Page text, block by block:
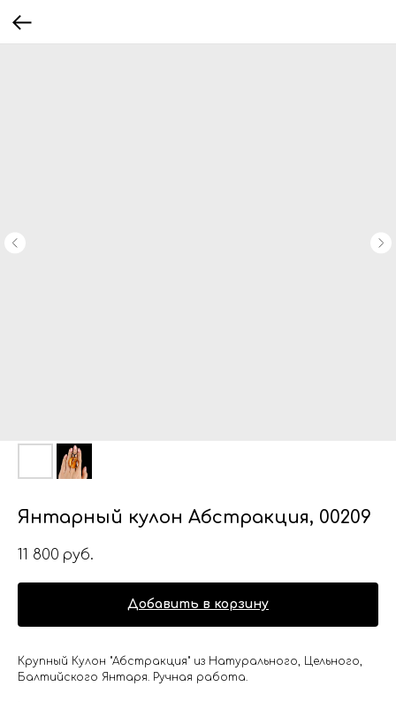
Янтарный кулон Абстракция, 00209
11 800 руб.
Добавить в корзину
Крупный Кулон "Абстракция" из Натурального, Цельного,
Балтийского Янтаря. Ручная работа.